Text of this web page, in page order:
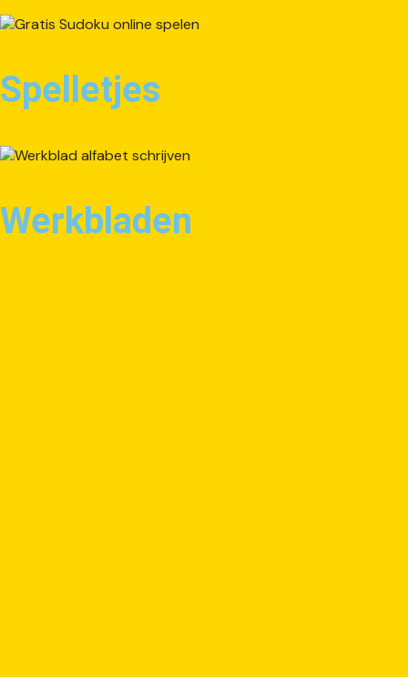
Spelletjes
Werkbladen